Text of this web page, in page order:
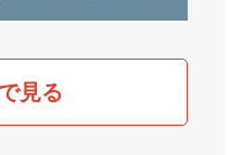
見る